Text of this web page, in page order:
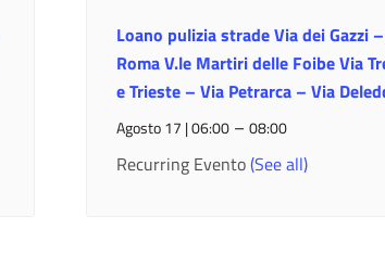
Loano pulizia strade Via dei Gazzi
Roma V.le Martiri delle Foibe Via
e Trieste – Via Petrarca – Via
Agosto 17 | 06:00– 08:00
Recurring Evento(See all)